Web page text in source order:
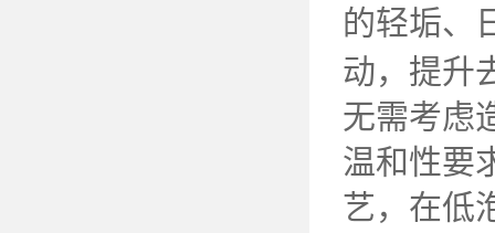
的轻垢、
动，提升
无需考虑
温和性要
艺，在低